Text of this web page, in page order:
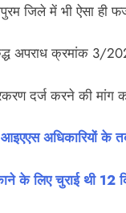
जिले में भी ऐसा ही
अपराध क्रमांक 3/
दर्ज करने की मांग
अधिकारियों के
के लिए चुराई थी 12